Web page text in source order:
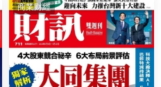
商業财經